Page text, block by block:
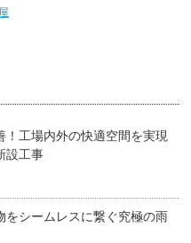
！工場内外の快適空間を実現
設工事
をシームレスに繋ぐ究極の雨